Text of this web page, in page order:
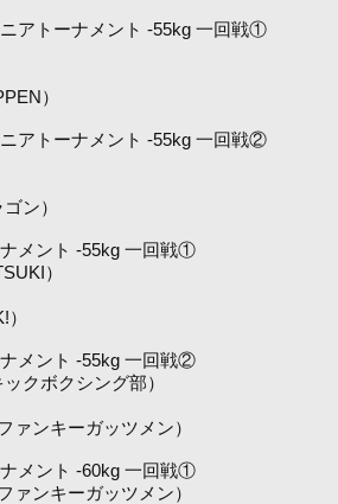
アトーナメント -55kg 一回戦①
）
アトーナメント -55kg 一回戦②
ン）
メント -55kg 一回戦①
）
メント -55kg 一回戦②
クボクシング部）
ァンキーガッツメン）
メント -60kg 一回戦①
ァンキーガッツメン）